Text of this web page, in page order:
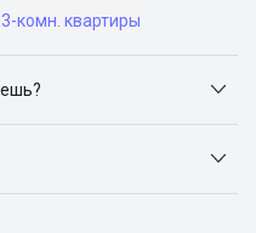
3-комн. квартиры